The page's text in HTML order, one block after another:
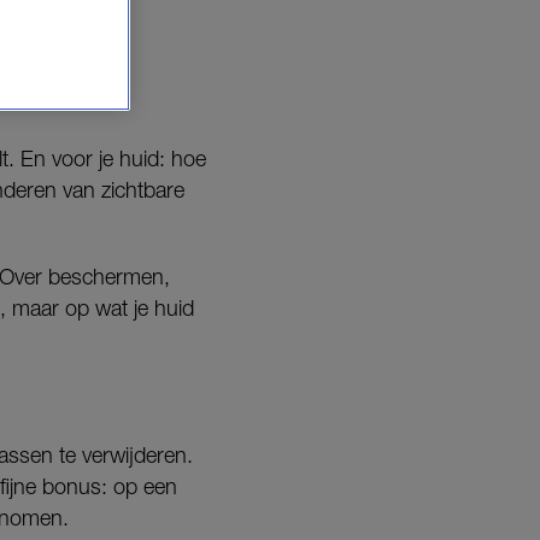
En voor je huid: hoe
van zichtbare
beschermen,
maar op wat je huid
te verwijderen.
bonus: op een